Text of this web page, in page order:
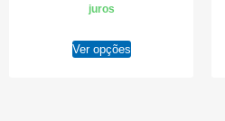
juros
Ver opções